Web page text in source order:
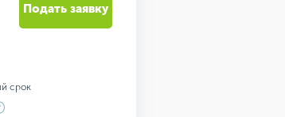
срок
Подать заявку